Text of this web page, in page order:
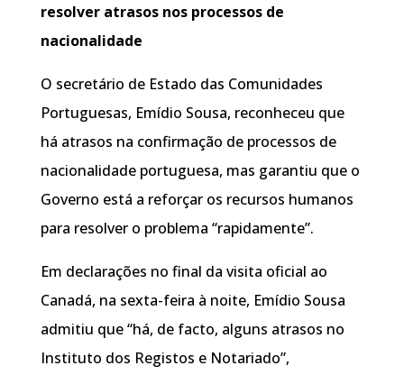
resolver atrasos nos processos de
nacionalidade
O secretário de Estado das Comunidades
Portuguesas, Emídio Sousa, reconheceu que
há atrasos na confirmação de processos de
nacionalidade portuguesa, mas garantiu que o
Governo está a reforçar os recursos humanos
para resolver o problema “rapidamente”.
Em declarações no final da visita oficial ao
Canadá, na sexta-feira à noite, Emídio Sousa
admitiu que “há, de facto, alguns atrasos no
Instituto dos Registos e Notariado”,